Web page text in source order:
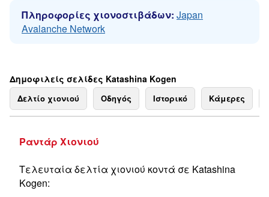
Πληροφορίες χιονοστιβάδων: Japan
Avalanche Network
Δημοφιλείς σελίδες Katashina Kogen
Δελτίο χιονιού Οδηγός Ιστορικό Κάμερες
Ραντάρ Χιονιού
Τελευταία δελτία χιονιού κοντά σε Katashina
Kogen: